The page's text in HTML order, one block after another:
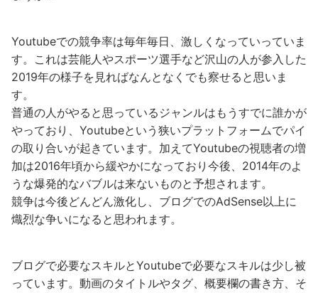
Youtubeでの競争率は毎年毎日、激しくなっていっていま
す。これは芸能人やスポーツ選手など沢山の人が参入した
2019年の様子を見ればなんとなくでも察せると思いま
す。
普通の人がやると思っているジャンルはもうすでに誰かが
やっており、Youtubeという狭いプラットフォームでパイ
の取り合いが起きています。加えてYoutubeの視聴者の増
加は2016年頃から緩やかになっており今後、2014年のよ
うな爆発的なバブルは来ないものと予想されます。
競争は今後どんどん激化し、ブログでのAdSense以上に
熾烈な争いになると思われます。
ブログで必要なスキルとYoutubeで必要なスキルは少し被
っています。動画のタイトルやタグ、概要欄の書き方、そ